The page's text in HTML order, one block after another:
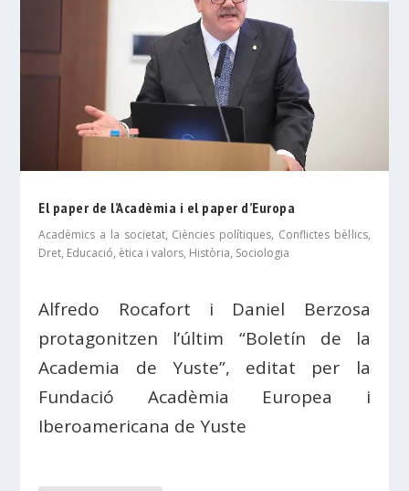
El paper de l’Acadèmia i el paper d’Europa
Acadèmics a la societat, Ciències polítiques, Conflictes bèl·lics,
Dret, Educació, ètica i valors, Història, Sociologia
Alfredo Rocafort i Daniel Berzosa
protagonitzen l’últim “Boletín de la
Academia de Yuste”, editat per la
Fundació Acadèmia Europea i
Iberoamericana de Yuste